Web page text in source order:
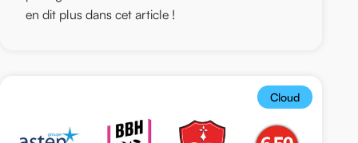
en dit plus dans cet article !
Cloud